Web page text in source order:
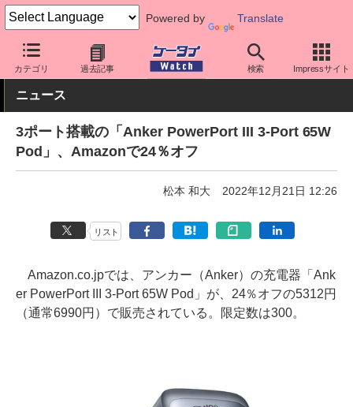
Powered by Translate
カテゴリ 過去記事 検索 Impressサイト
ケータイ Watch 周辺機器/アクセサリー 充電器
ニュース
3ポート搭載の「Anker PowerPort III 3-Port 65W
Pod」、Amazonで24％オフ
松本 和大 2022年12月21日 12:26
リスト
Amazon.co.jpでは、アンカー（Anker）の充電器「Ank
er PowerPort III 3-Port 65W Pod」が、24％オフの5312円
（通常6990円）で販売されている。限定数は300。